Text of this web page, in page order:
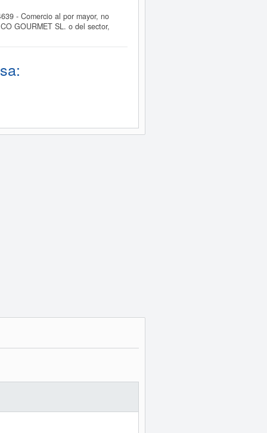
- Comercio al por mayor, no
GOURMET SL. o del sector,